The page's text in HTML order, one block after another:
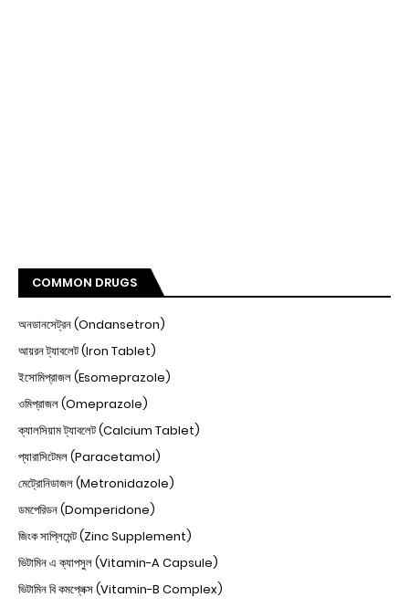
COMMON DRUGS
অনডানসেট্রন (Ondansetron)
আয়রন ট্যাবলেট (Iron Tablet)
ইসোমিপ্রাজল (Esomeprazole)
ওমিপ্রাজল (Omeprazole)
ক্যালসিয়াম ট্যাবলেট (Calcium Tablet)
প্যারাসিটেমল (Paracetamol)
মেট্রোনিডাজল (Metronidazole)
ডমপেরিডন (Domperidone)
জিংক সাপ্লিমেন্ট (Zinc Supplement)
ভিটামিন এ ক্যাপসুল (Vitamin-A Capsule)
ভিটামিন বি কমপ্লেক্স (Vitamin-B Complex)